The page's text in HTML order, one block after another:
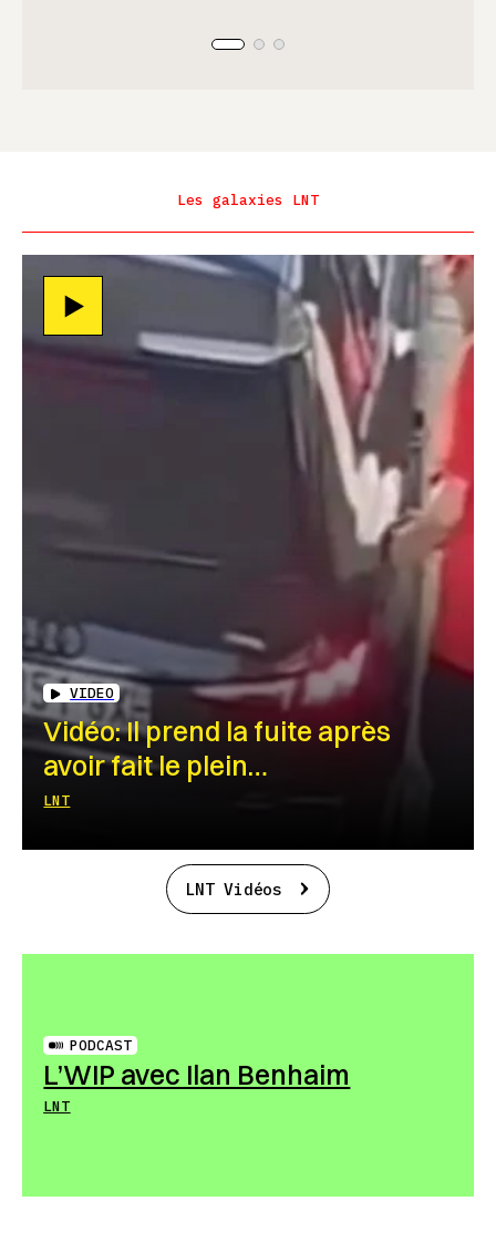
Les galaxies LNT
VIDEO
Vidéo: Il prend la fuite après
avoir fait le plein…
LNT
LNT Vidéos
PODCAST
L’WIP avec Ilan Benhaim
LNT